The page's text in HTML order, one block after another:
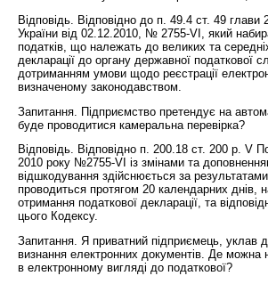
Відповідь. Відповідно до п. 49.4 ст. 49 глави
України від 02.12.2010, № 2755-VI, який
податків, що належать до великих та
декларації до органу державної податкової
дотриманням умови щодо реєстрації
визначеному законодавством.
Запитання. Підприємство претендує на
буде проводитися камеральна перевірка?
Відповідь. Відповідно п. 200.18 ст. 200 р. V
2010 року №2755-VI із змінами та
відшкодування здійснюється за
проводиться протягом 20 календарних днів,
отримання податкової декларації, та
цього Кодексу.
Запитання. Я приватний підприємець, уклав
визнання електронних документів. Де можна
в електронному вигляді до податкової?